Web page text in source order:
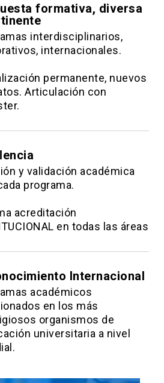
formativa, diversa
interdisciplinarios,
internacionales.
permanente, nuevos
Articulación con
y validación académica
programa.
acreditación
en todas las áreas
Internacional
académicos
en los más
organismos de
universitaria a nivel